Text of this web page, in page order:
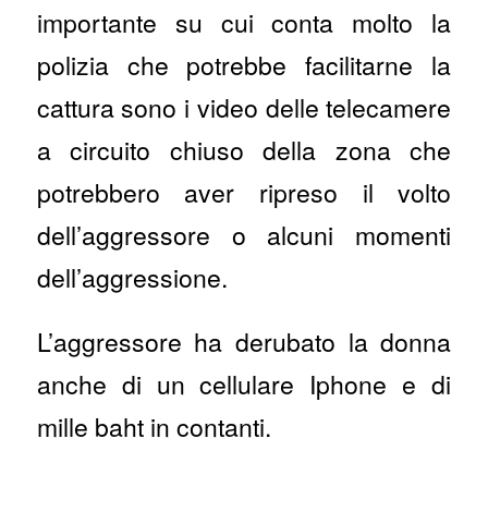
importante su cui conta molto la
polizia che potrebbe facilitarne la
cattura sono i video delle telecamere
a circuito chiuso della zona che
potrebbero aver ripreso il volto
dell’aggressore o alcuni momenti
dell’aggressione.
L’aggressore ha derubato la donna
anche di un cellulare Iphone e di
mille baht in contanti.